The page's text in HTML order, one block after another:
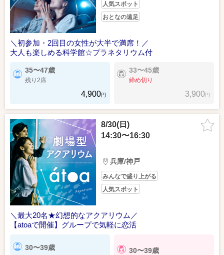
人気スポット
おとなの遠足
＼初参加・2回目の女性が大半で満席！／
大人も楽しめる科学館☆プラネタリウム付
35〜47歳
残り2席
4,900円
33〜45歳
締め切り
3,900円
8/30(日)
14:30〜16:30
兵庫/神戸
みんなで盛り上がる
人気スポット
＼最大20名★幻想的なアクアリウム／
【atoaで開催】グループで気軽に恋活
30〜39歳 30〜39歳